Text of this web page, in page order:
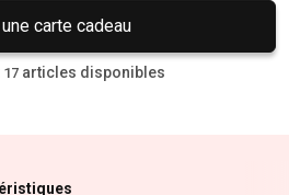
carte cadeau
17 articles disponibles